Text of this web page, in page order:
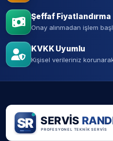
Şeffaf Fiyatlandırma
Onay alınmadan işlem
KVKK Uyumlu
Kişisel verileriniz